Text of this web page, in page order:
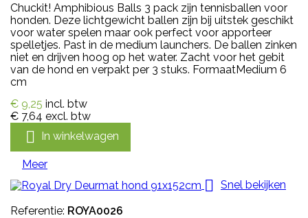
Chuckit! Amphibious Balls 3 pack zijn tennisballen voor
honden. Deze lichtgewicht ballen zijn bij uitstek geschikt
voor water spelen maar ook perfect voor apporteer
spelletjes. Past in de medium launchers. De ballen zinken
niet en drijven hoog op het water. Zacht voor het gebit
van de hond en verpakt per 3 stuks. FormaatMedium 6
cm
€ 9,25 incl. btw
€ 7,64 excl. btw
 In winkelwagen
Meer
 Snel bekijken
Referentie: ROYA0026